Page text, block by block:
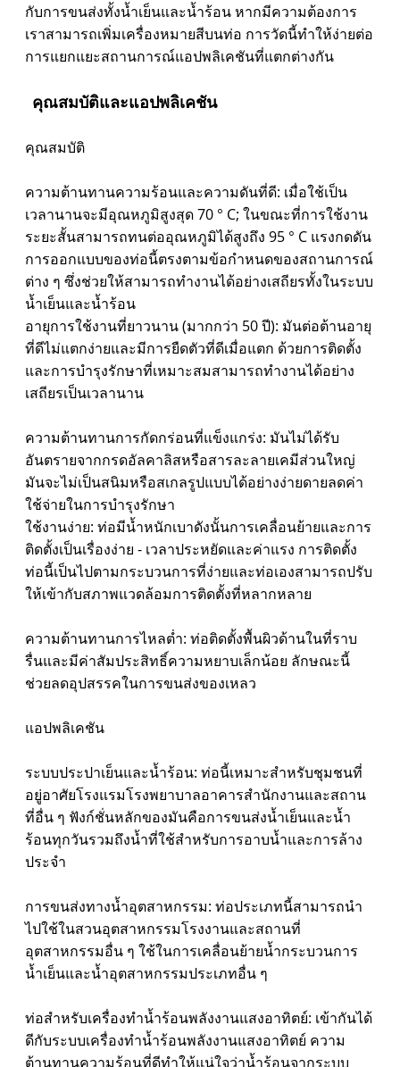
กับการขนส่งทั้งน้ำเย็นและน้ำร้อน หากมีความต้องการ
เราสามารถเพิ่มเครื่องหมายสีบนท่อ การวัดนี้ทำให้ง่ายต่อ
การแยกแยะสถานการณ์แอปพลิเคชันที่แตกต่างกัน
คุณสมบัติและแอปพลิเคชัน
คุณสมบัติ
ความต้านทานความร้อนและความดันที่ดี: เมื่อใช้เป็น
เวลานานจะมีอุณหภูมิสูงสุด 70 ° C; ในขณะที่การใช้งาน
ระยะสั้นสามารถทนต่ออุณหภูมิได้สูงถึง 95 ° C แรงกดดัน
การออกแบบของท่อนี้ตรงตามข้อกำหนดของสถานการณ์
ต่าง ๆ ซึ่งช่วยให้สามารถทำงานได้อย่างเสถียรทั้งในระบบ
น้ำเย็นและน้ำร้อน
อายุการใช้งานที่ยาวนาน (มากกว่า 50 ปี): มันต่อต้านอายุ
ที่ดีไม่แตกง่ายและมีการยืดตัวที่ดีเมื่อแตก ด้วยการติดตั้ง
และการบำรุงรักษาที่เหมาะสมสามารถทำงานได้อย่าง
เสถียรเป็นเวลานาน
ความต้านทานการกัดกร่อนที่แข็งแกร่ง: มันไม่ได้รับ
อันตรายจากกรดอัลคาลิสหรือสารละลายเคมีส่วนใหญ่
มันจะไม่เป็นสนิมหรือสเกลรูปแบบได้อย่างง่ายดายลดค่า
ใช้จ่ายในการบำรุงรักษา
ใช้งานง่าย: ท่อมีน้ำหนักเบาดังนั้นการเคลื่อนย้ายและการ
ติดตั้งเป็นเรื่องง่าย - เวลาประหยัดและค่าแรง การติดตั้ง
ท่อนี้เป็นไปตามกระบวนการที่ง่ายและท่อเองสามารถปรับ
ให้เข้ากับสภาพแวดล้อมการติดตั้งที่หลากหลาย
ความต้านทานการไหลต่ำ: ท่อติดตั้งพื้นผิวด้านในที่ราบ
รื่นและมีค่าสัมประสิทธิ์ความหยาบเล็กน้อย ลักษณะนี้
ช่วยลดอุปสรรคในการขนส่งของเหลว
แอปพลิเคชัน
ระบบประปาเย็นและน้ำร้อน: ท่อนี้เหมาะสำหรับชุมชนที่
อยู่อาศัยโรงแรมโรงพยาบาลอาคารสำนักงานและสถาน
ที่อื่น ๆ ฟังก์ชั่นหลักของมันคือการขนส่งน้ำเย็นและน้ำ
ร้อนทุกวันรวมถึงน้ำที่ใช้สำหรับการอาบน้ำและการล้าง
ประจำ
การขนส่งทางน้ำอุตสาหกรรม: ท่อประเภทนี้สามารถนำ
ไปใช้ในสวนอุตสาหกรรมโรงงานและสถานที่
อุตสาหกรรมอื่น ๆ ใช้ในการเคลื่อนย้ายน้ำกระบวนการ
น้ำเย็นและน้ำอุตสาหกรรมประเภทอื่น ๆ
ท่อสำหรับเครื่องทำน้ำร้อนพลังงานแสงอาทิตย์: เข้ากันได้
ดีกับระบบเครื่องทำน้ำร้อนพลังงานแสงอาทิตย์ ความ
ต้านทานความร้อนที่ดีทำให้แน่ใจว่าน้ำร้อนจากระบบ